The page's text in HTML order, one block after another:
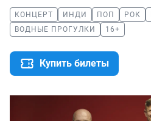
КОНЦЕРТ ИНДИ ПОП РОК
ВОДНЫЕ ПРОГУЛКИ
16+
Купить билеты